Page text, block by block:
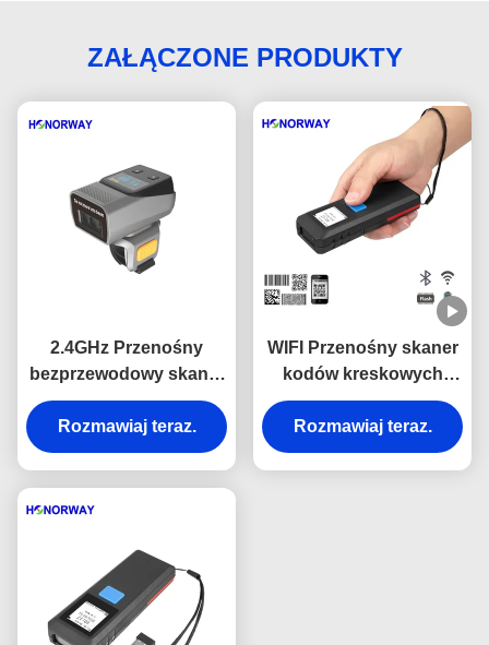
ZAŁĄCZONE PRODUKTY
2.4GHz Przenośny
bezprzewodowy skaner
kodów kreskowych 1D
2D QR Wearable For
Warehouse Inventory
Rozmawiaj teraz.
WIFI Przenośny skaner
kodów kreskowych
Bluetooth Kod 128
Maxicode Barcode
Reader For Inventory
Rozmawiaj teraz.